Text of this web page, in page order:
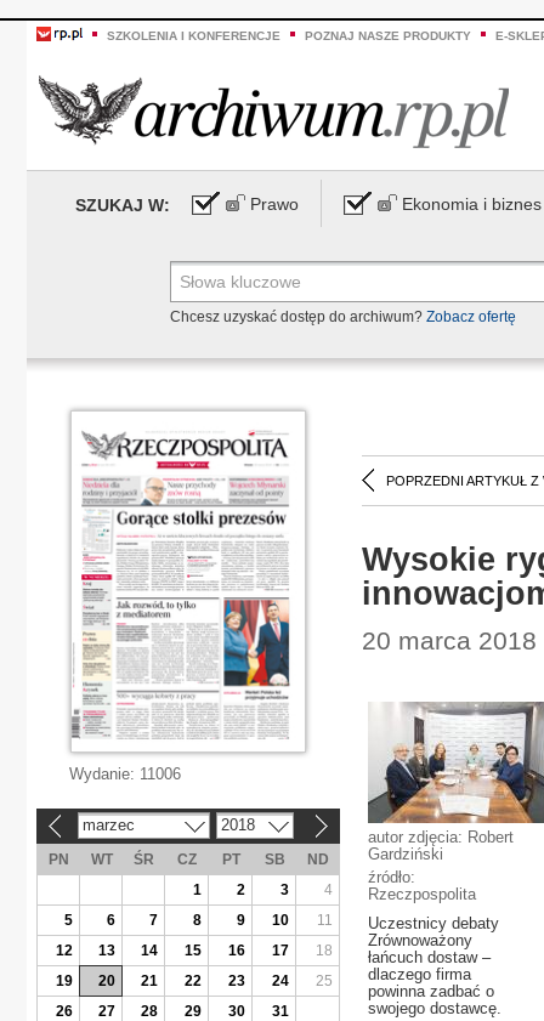
SZKOLENIA I KONFERENCJE POZNAJ NASZE PRODUKTY E-
SZUKAJ W: Prawo Ekonomia i biznes
Chcesz uzyskać dostęp do archiwum? Zobacz ofertę
POPRZEDNI ARTYKUŁ Z
Wysokie
20 marca
autor zdjęcia: Robert
Gardziński
źródło:
Rzeczpospolita
Uczestnicy debaty
Zrównoważony
łańcuch dostaw –
dlaczego firma
powinna zadbać o
swojego dostawcę.
Wydanie: 11006
marzec 2018
PN WT ŚR CZ PT SB
ND
1
2 3
4
5
6 7 8 9 10
11
12
13 14 15 16 17
18
19
20 21 22 23 24
25
26
27 28 29 30 31